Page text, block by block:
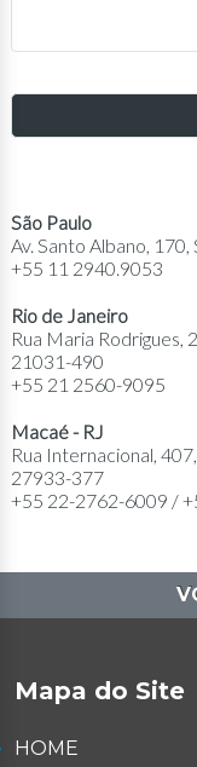
São Paulo
Av. Santo Albano,
+55 11 2940.9053
Rio de Janeiro
Rua Maria Rodrigues,
21031-490
+55 21 2560-9095
Macaé - RJ
Rua Internacional,
27933-377
+55 22-2762-6009 /
Mapa do Site
HOME